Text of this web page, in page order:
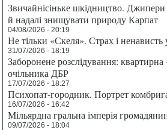
Звичайнісіньке шкідництво. Джипери
й надалі знищувати природу Карпат
04/08/2026 - 20:19
Не тільки «Скеля». Страх і
31/07/2026 - 18:19
Заборонене розслідування:
очільника ДБР
17/07/2026 - 18:27
Психопат-городник. Портрет
16/07/2026 - 16:42
Мільярдна гральна імперія
09/07/2026 - 18:04